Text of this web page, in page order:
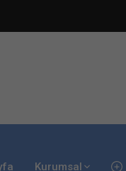
Kurumsal